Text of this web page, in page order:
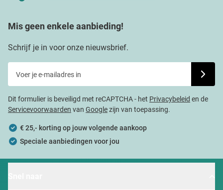
Mis geen enkele aanbieding!
Schrijf je in voor onze nieuwsbrief.
Dit formulier is beveiligd met reCAPTCHA - het Privacybeleid en de
Servicevoorwaarden van Googlezijn van toepassing.
€ 25,- korting op jouw volgende aankoop
Speciale aanbiedingen voor jou